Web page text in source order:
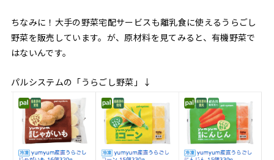
ちなみに！大手の野菜宅配サービスも離乳食に使えるうらごし
野菜を販売しています。が、原材料を見てみると、有機野菜で
はないんです。
パルシステムの「うらごし野菜」↓